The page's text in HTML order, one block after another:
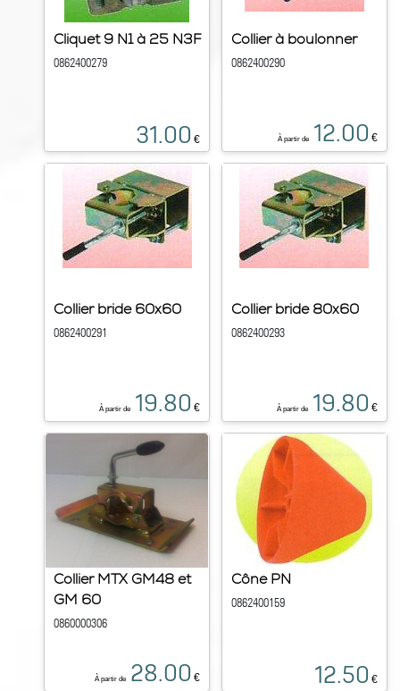
Cliquet 9 N1 à 25 N3F
0862400279
31.00 €
Collier à boulonner
0862400290
À partir de 12.00 €
Collier bride 60x60
0862400291
À partir de 19.80 €
Collier bride 80x60
0862400293
À partir de 19.80 €
Collier MTX GM48 et
GM 60
0860000306
À partir de 28.00 €
Cône PN
0862400159
12.50 €